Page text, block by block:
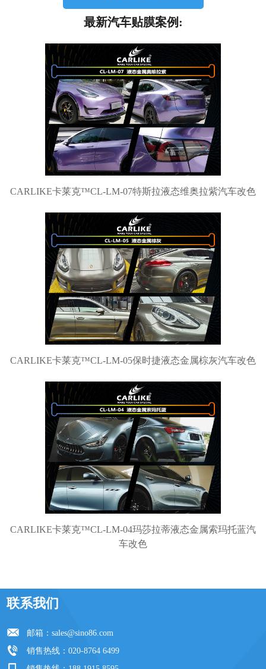
最新汽车贴膜案例:
CARLIKE卡莱克™CL-LM-07特斯拉液态维奥拉紫汽车改色
CARLIKE卡莱克™CL-LM-05保时捷液态金属棕灰汽车改色
CARLIKE卡莱克™CL-LM-04玛莎拉蒂液态金属索玛托蓝汽
车改色
联系我们
邮箱：sales@sino86.com
销售热线：020-8764 6499